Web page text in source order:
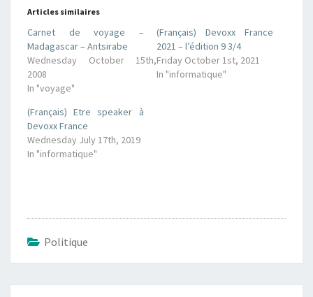
Articles similaires
Carnet de voyage –
Madagascar – Antsirabe
Wednesday October 15th,
2008
In "voyage"
(Français) Devoxx France
2021 – l’édition 9 3/4
Friday October 1st, 2021
In "informatique"
(Français) Etre speaker à
Devoxx France
Wednesday July 17th, 2019
In "informatique"
Politique